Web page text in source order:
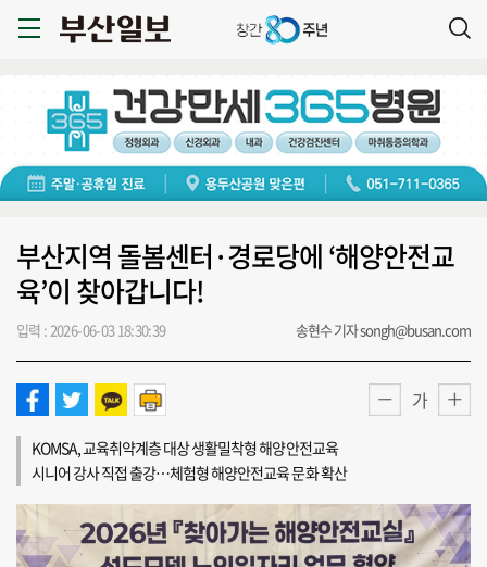
부산지역 돌봄센터·경로당에 ‘해양안전교
육’이 찾아갑니다!
입력 : 2026-06-03 18:30:39 송현수 기자 songh@busan.com
가
KOMSA, 교육취약계층 대상 생활밀착형 해양안전교육
시니어 강사 직접 출강…체험형 해양안전교육 문화 확산